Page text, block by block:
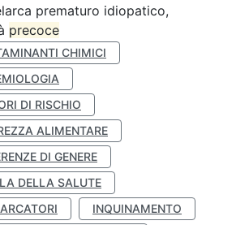
prematuro idiopatico,
precoce
CHIMICI
DI RISCHIO
ALIMENTARE
DI GENERE
DELLA SALUTE
INQUINAMENTO